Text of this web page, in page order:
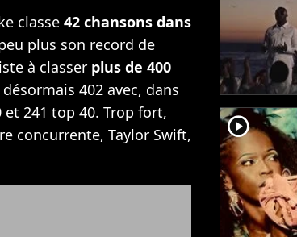
classe 42 chansons dans
plus son record de
à classer plus de 400
402 avec, dans
241 top 40. Trop fort,
concurrente, Taylor Swift,
player2